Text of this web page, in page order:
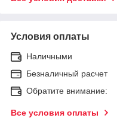
Условия оплаты
Наличными
Безналичный расчет
Обратите внимание:
Все условия оплаты